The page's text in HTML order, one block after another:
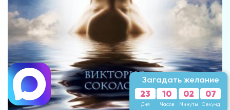
Загадать желание
23
Дня
10
Часов
02
Минуты
04
Секунды